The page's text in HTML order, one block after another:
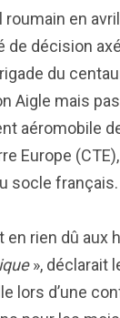
en
de décision
du
Aigle mais
aéromobile
Europe
socle français.
en rien dû
», déclarait
lors d’une